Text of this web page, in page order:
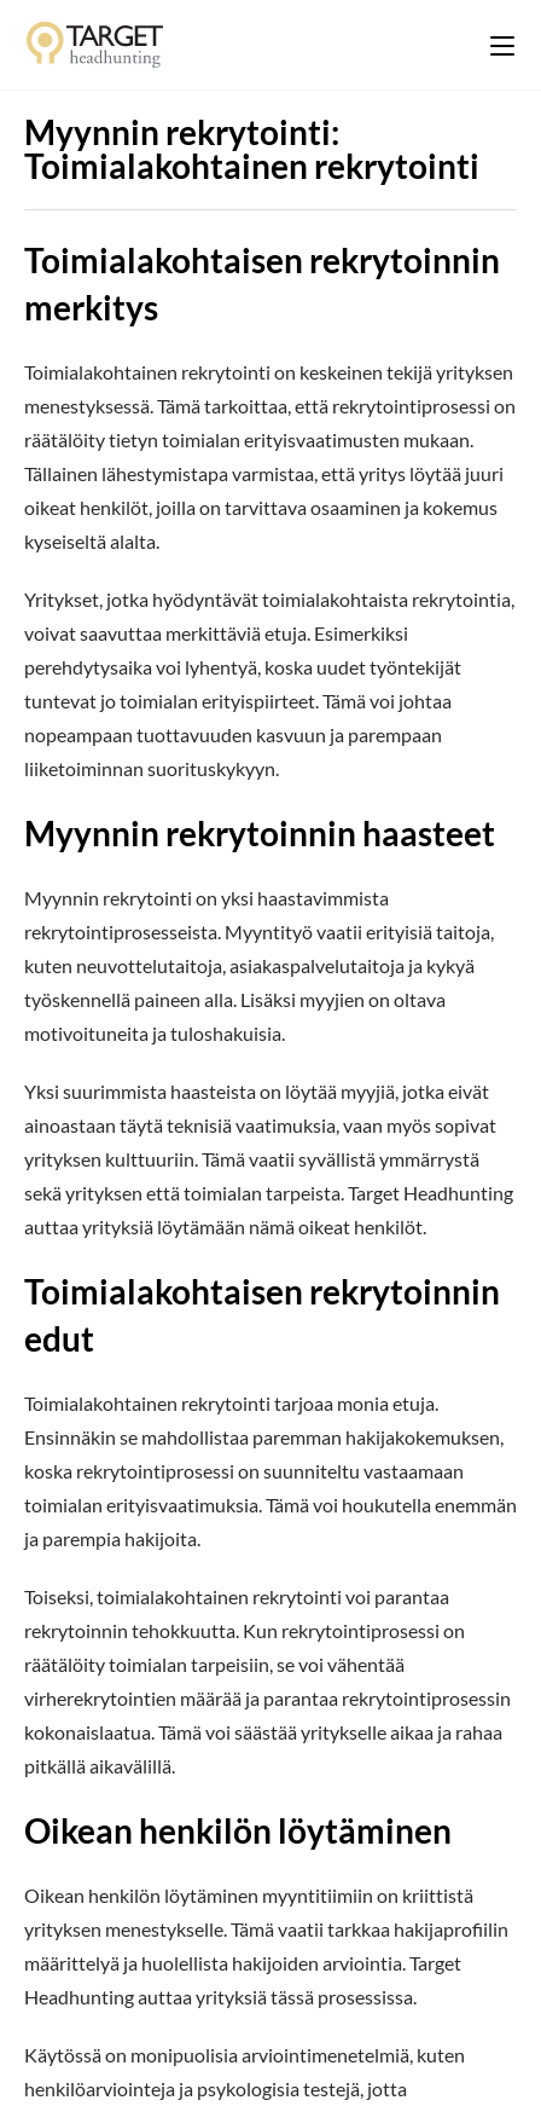
Myynnin rekrytointi:
Toimialakohtainen rekrytointi
Toimialakohtaisen rekrytoinnin
merkitys
Toimialakohtainen rekrytointi on keskeinen tekijä yrityksen
menestyksessä. Tämä tarkoittaa, että rekrytointiprosessi on
räätälöity tietyn toimialan erityisvaatimusten mukaan.
Tällainen lähestymistapa varmistaa, että yritys löytää juuri
oikeat henkilöt, joilla on tarvittava osaaminen ja kokemus
kyseiseltä alalta.
Yritykset, jotka hyödyntävät toimialakohtaista rekrytointia,
voivat saavuttaa merkittäviä etuja. Esimerkiksi
perehdytysaika voi lyhentyä, koska uudet työntekijät
tuntevat jo toimialan erityispiirteet. Tämä voi johtaa
nopeampaan tuottavuuden kasvuun ja parempaan
liiketoiminnan suorituskykyyn.
Myynnin rekrytoinnin haasteet
Myynnin rekrytointi on yksi haastavimmista
rekrytointiprosesseista. Myyntityö vaatii erityisiä taitoja,
kuten neuvottelutaitoja, asiakaspalvelutaitoja ja kykyä
työskennellä paineen alla. Lisäksi myyjien on oltava
motivoituneita ja tuloshakuisia.
Yksi suurimmista haasteista on löytää myyjiä, jotka eivät
ainoastaan täytä teknisiä vaatimuksia, vaan myös sopivat
yrityksen kulttuuriin. Tämä vaatii syvällistä ymmärrystä
sekä yrityksen että toimialan tarpeista. Target Headhunting
auttaa yrityksiä löytämään nämä oikeat henkilöt.
Toimialakohtaisen rekrytoinnin
edut
Toimialakohtainen rekrytointi tarjoaa monia etuja.
Ensinnäkin se mahdollistaa paremman hakijakokemuksen,
koska rekrytointiprosessi on suunniteltu vastaamaan
toimialan erityisvaatimuksia. Tämä voi houkutella enemmän
ja parempia hakijoita.
Toiseksi, toimialakohtainen rekrytointi voi parantaa
rekrytoinnin tehokkuutta. Kun rekrytointiprosessi on
räätälöity toimialan tarpeisiin, se voi vähentää
virherekrytointien määrää ja parantaa rekrytointiprosessin
kokonaislaatua. Tämä voi säästää yritykselle aikaa ja rahaa
pitkällä aikavälillä.
Oikean henkilön löytäminen
Oikean henkilön löytäminen myyntitiimiin on kriittistä
yrityksen menestykselle. Tämä vaatii tarkkaa hakijaprofiilin
määrittelyä ja huolellista hakijoiden arviointia. Target
Headhunting auttaa yrityksiä tässä prosessissa.
Käytössä on monipuolisia arviointimenetelmiä, kuten
henkilöarviointeja ja psykologisia testejä, jotta